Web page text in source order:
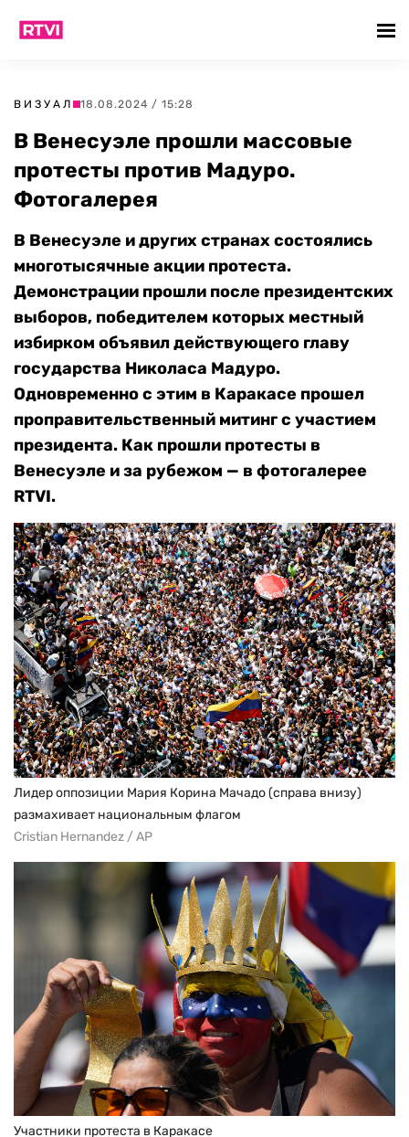
ВИЗУАЛ 18.08.2024 / 15:28
В Венесуэле прошли массовые
протесты против Мадуро.
Фотогалерея
В Венесуэле и других странах состоялись
многотысячные акции протеста.
Демонстрации прошли после президентских
выборов, победителем которых местный
избирком объявил действующего главу
государства Николаса Мадуро.
Одновременно с этим в Каракасе прошел
проправительственный митинг с участием
президента. Как прошли протесты в
Венесуэле и за рубежом — в фотогалерее
RTVI.
Лидер оппозиции Мария Корина Мачадо (справа внизу)
размахивает национальным флагом
Cristian Hernandez / AP
Участники протеста в Каракасе